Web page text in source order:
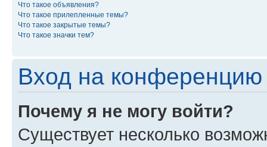
Что такое объявления?
Что такое прилепленные темы?
Что такое закрытые темы?
Что такое значки тем?
Вход на конференцию
Почему я не могу войти?
Существует несколько